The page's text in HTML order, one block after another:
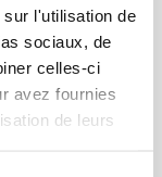
l'utilisation de
sociaux, de
celles-ci
avez fournies
de leurs